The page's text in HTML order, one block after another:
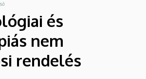
és
nem
rendelés